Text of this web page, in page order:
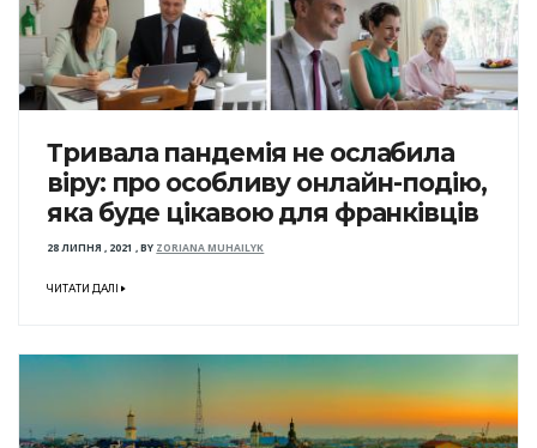
Тривала пандемія не ослабила
віру: про особливу онлайн-подію,
яка буде цікавою для франківців
28 ЛИПНЯ , 2021 ,BY ZORIANA MUHAILYK
ЧИТАТИ ДАЛІ